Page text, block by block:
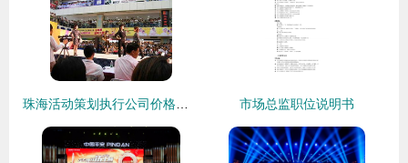
珠海活动策划执行公司价格与型号规格全解析 如何选择靠谱的公关活动策划服务 市场总监职位说明书